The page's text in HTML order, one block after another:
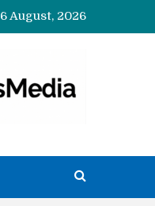
6 August, 2026